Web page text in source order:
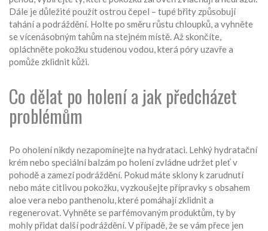
Dále je důležité použít ostrou čepel – tupé břity způsobují
tahání a podráždění. Holte po směru růstu chloupků, a vyhněte
se vícenásobným tahům na stejném místě. Až skončíte,
opláchněte pokožku studenou vodou, která póry uzavře a
pomůže zklidnit kůži.
Co dělat po holení a jak předcházet
problémům
Po oholení nikdy nezapomínejte na hydrataci. Lehký hydratační
krém nebo speciální balzám po holení zvládne udržet pleť v
pohodě a zamezí podráždění. Pokud máte sklony k zarudnutí
nebo máte citlivou pokožku, vyzkoušejte přípravky s obsahem
aloe vera nebo panthenolu, které pomáhají zklidnit a
regenerovat. Vyhněte se parfémovaným produktům, ty by
mohly přidat další podráždění. V případě, že se vám přece jen